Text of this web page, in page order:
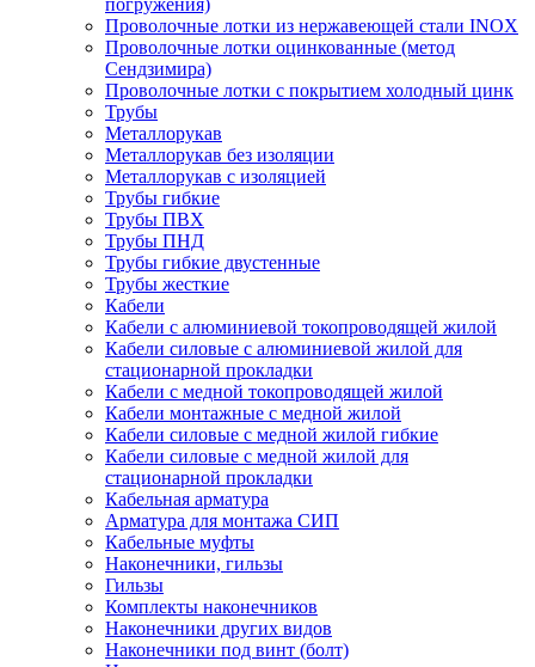
погружения)
Проволочные лотки из нержавеющей стали INOX
Проволочные лотки оцинкованные (метод
Сендзимира)
Проволочные лотки с покрытием холодный цинк
Трубы
Металлорукав
Металлорукав без изоляции
Металлорукав с изоляцией
Трубы гибкие
Трубы ПВХ
Трубы ПНД
Трубы гибкие двустенные
Трубы жесткие
Кабели
Кабели с алюминиевой токопроводящей жилой
Кабели силовые с алюминиевой жилой для
стационарной прокладки
Кабели с медной токопроводящей жилой
Кабели монтажные с медной жилой
Кабели силовые с медной жилой гибкие
Кабели силовые с медной жилой для
стационарной прокладки
Кабельная арматура
Арматура для монтажа СИП
Кабельные муфты
Наконечники, гильзы
Гильзы
Комплекты наконечников
Наконечники других видов
Наконечники под винт (болт)